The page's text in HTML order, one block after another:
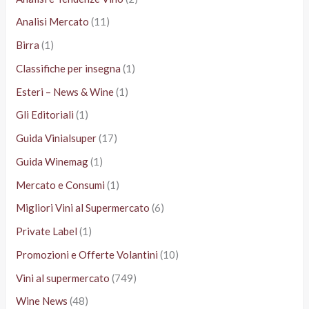
Analisi Mercato (11)
Birra (1)
Classifiche per insegna (1)
Esteri – News & Wine(1)
Gli Editoriali (1)
Guida Vinialsuper(17)
Guida Winemag(1)
Mercato e Consumi (1)
Migliori Vini al Supermercato (6)
Private Label (1)
Promozioni e Offerte Volantini (10)
Vini al supermercato (749)
Wine News (48)